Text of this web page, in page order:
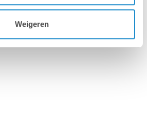
Weigeren
iPad